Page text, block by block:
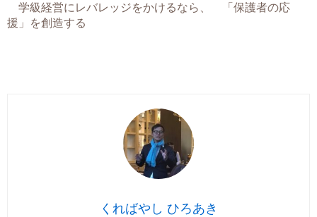
学級経営にレバレッジをかけるなら、
「保護者の応
援」を創造する
くればやし ひろあき